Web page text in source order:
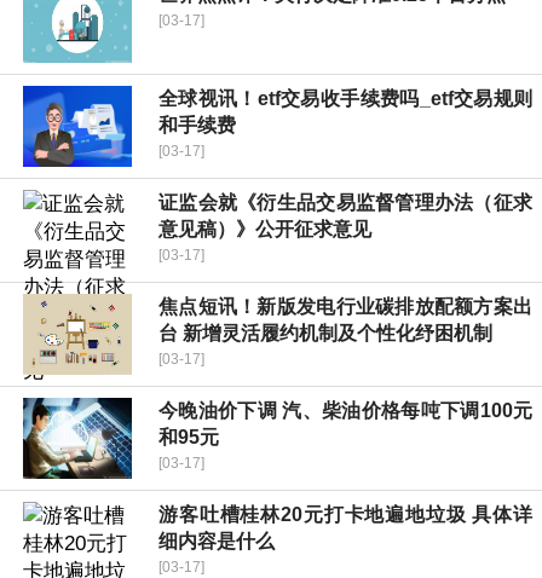
[03-17]
全球视讯！etf交易收手续费吗_etf交易规则
和手续费
[03-17]
证监会就《衍生品交易监督管理办法（征求
意见稿）》公开征求意见
[03-17]
焦点短讯！新版发电行业碳排放配额方案出
台 新增灵活履约机制及个性化纾困机制
[03-17]
今晚油价下调 汽、柴油价格每吨下调100元
和95元
[03-17]
游客吐槽桂林20元打卡地遍地垃圾 具体详
细内容是什么
[03-17]